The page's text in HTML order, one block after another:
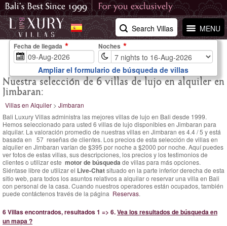
MENU
Search Villas
Nuestra selección de 6 villas de lujo en alquiler en
Jimbaran:
Villas en Alquiler > Jimbaran
Bali Luxury Villas administra las mejores villas de lujo en Bali desde 1999.
Hemos seleccionado para usted 6 villas de lujo disponibles en Jimbaran para
alquilar. La valoración promedio de nuestras villas en Jimbaran es4.4/5 y está
basada en 57 reseñas de clientes. Los precios de esta selección de villas en
alquiler en Jimbaran varían de $395 por noche a $2000 por noche. Aquí puedes
ver fotos de estas villas, sus descripciones, los precios y los testimonios de
clientes o utilizar este motor de búsqueda de villas para más opciones.
Siéntase libre de utilizar el Live-Chatsituado en la parte inferior derecha de esta
sitio web, para todos los asuntos relativos a alquilar o reservar una villa en Bali
con personal de la casa. Cuando nuestros operadores están ocupados, también
puede contáctenos través de la página Reservas.
6 Villas encontrados, resultados 1 => 6.Vea los resultados de búsqueda en
un mapa ?
Fecha de llegada Noches
Ampliar el formulario de búsqueda de villas